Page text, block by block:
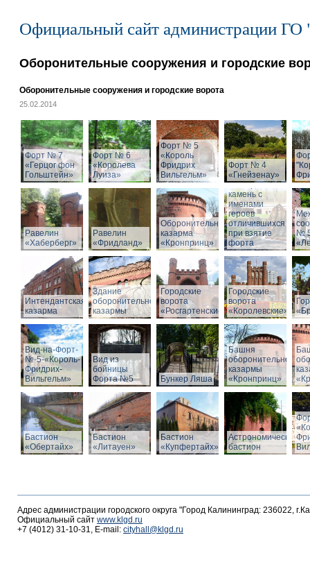
Официальный сайт администрации ГО
Оборонительные сооружения и городские
Оборонительные сооружения и городские ворота
25.02.2014
Форт № 7
«Герцог фон
Гольштейн»
Форт № 6
«Королева
Луиза»
Форт № 5
«Король
Фридрих
Вильгельм»
Форт № 4
«Гнейзенау»
Равелин
«Хаберберг»
Равелин
«Фридланд»
Оборонительная
казарма
«Кронпринц»
Мемориальный
камень с
именами
героев
отличившихся
при взятие
форта
№
Интендантская
казарма
Здание
оборонительной
казармы
Городские
ворота
«Росгартенские»
Городские
ворота
«Королевские»
Вид-на-Форт-
№-5-«Король-
Фридрих-
Вильгельм»
Вид из
бойницы
Форта №5
Бункер Ляша
Башня
оборонительной
казармы
«Кронпринц»
Бастион
«Обертайх»
Бастион
«Литауен»
Бастион
«Купфертайх»
Астрономический
бастион
Адрес администрации городского округа "Город Калининград: 236022,
Официальный сайт www.klgd.ru
+7 (4012) 31-10-31, E-mail: cityhall@klgd.ru